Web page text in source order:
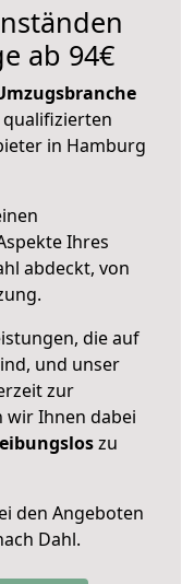
ab 94€
in Hamburg
Ihres
abdeckt, von
die auf
und unser
zur
wir Ihnen dabei
zu
den Angeboten
Dahl.